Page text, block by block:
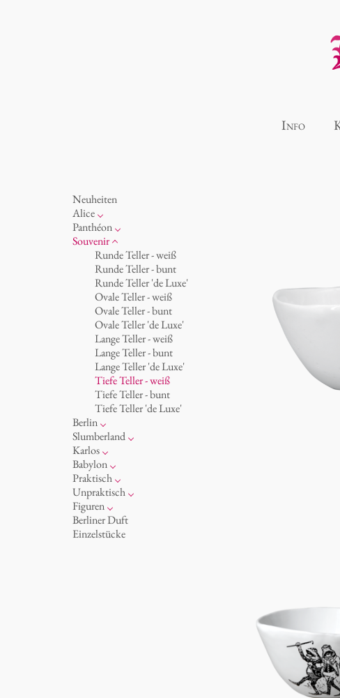
Info
Neuheiten
Alice
Porzellan
Ozean
Tassen 'Glam' weiß
Tassen - weiß
Tassen 'Glam'
Tassen 'de Luxe'
Becher
Becher 'de Luxe'
Schalen
Milchkännchen
Panthéon
Persönlichkeiten
Schriftsteller
Schauspieler
Künstler
Mode
Koch
Königlich
Humor
klassische Musiker
zeitgenössische Musiker
Souvenir
Runde Teller - weiß
Runde Teller - bunt
Runde Teller 'de Luxe'
Ovale Teller - weiß
Ovale Teller - bunt
Ovale Teller 'de Luxe'
Lange Teller - weiß
Lange Teller - bunt
Lange Teller 'de Luxe'
Tiefe Teller - weiß
Tiefe Teller - bunt
Tiefe Teller 'de Luxe'
Berlin
Noël
Tassen
Teller
zum Servieren
Aschenbecher
Slumberland
Kuchenteller
Teekanne
Etagere
amuse gueule
Karlos
Fressnapf
Vasen 'de Luxe'
Vasen
Dosen
Kerzenständer
Babylon
Korb 'de Luxe'
Schalen 'de Luxe'
Weiß
Goldener Käfig
Praktisch
Hände und Füße
Bad
Räucherstäbchenhalter
Schnickschnack
Unpraktisch
Spielen
Dies & Das
Buchstaben
Figuren
Schachspiel Alice
Porzellanfiguren
Berliner Duft
Einzelstücke